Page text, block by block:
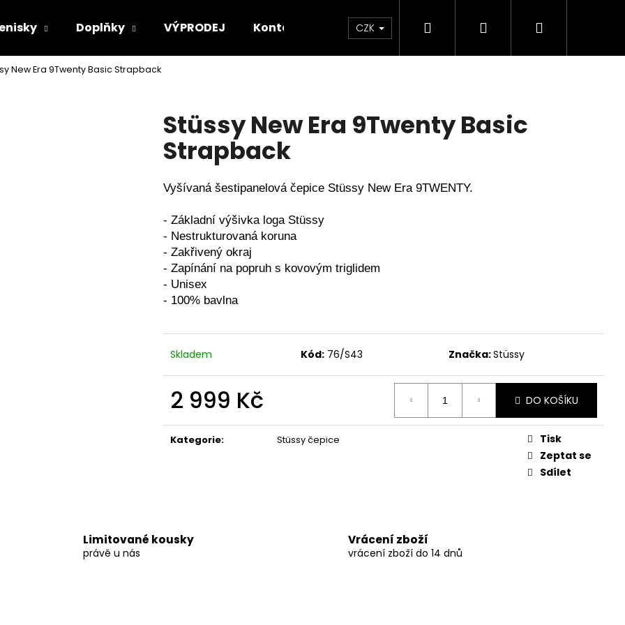
Doplňky VÝPRODEJ Kontakt Značky
CZK Hledat PřihlášeníNákupní
New Era 9Twenty Basic Strapback
Stüssy New Era 9Twenty Basic
Strapback
Vyšívaná šestipanelová čepice Stüssy New Era 9TWENTY.
- Základní výšivka loga Stüssy
- Nestrukturovaná koruna
- Zakřivený okraj
- Zapínání na popruh s kovovým triglidem
- Unisex
- 100% bavlna
Skladem Kód: 76/S43 Značka:Stüssy
2 999 Kč DO KOŠÍKU
Kategorie: Stüssy čepice
Tisk
Zeptat se
Sdílet
Limitované kousky
právě u nás
Vrácení zboží
vrácení zboží do 14 dnů
Co potřebujete najít?
HLEDAT
STÜSSY CANVAS BACKPACK